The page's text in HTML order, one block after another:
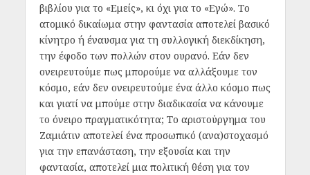
βιβλίου για το «Εμείς», κι όχι για το «Εγώ». Το
ατομικό δικαίωμα στην φαντασία αποτελεί βασικό
κίνητρο ή έναυσμα για τη συλλογική διεκδίκηση,
την έφοδο των πολλών στον ουρανό. Εάν δεν
ονειρευτούμε πως μπορούμε να αλλάξουμε τον
κόσμο, εάν δεν ονειρευτούμε ένα άλλο κόσμο πως
και γιατί να μπούμε στην διαδικασία να κάνουμε
το όνειρο πραγματικότητα; Το αριστούργημα του
Ζαμιάτιν αποτελεί ένα προσωπικό (ανα)στοχασμό
για την επανάσταση, την εξουσία και την
φαντασία, αποτελεί μια πολιτική θέση για τον